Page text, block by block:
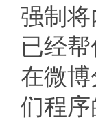
强制
已经帮
在微
们程